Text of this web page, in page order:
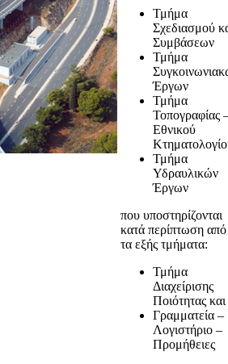
Τμήμα
Σχεδιασμού
Συμβάσεων
Τμήμα
Έργων
Τμήμα
Τοπογραφίας
Εθνικού
Τμήμα
Υδραυλικών
Έργων
που υποστηρίζονται
κατά περίπτωση από
τα εξής τμήματα:
Τμήμα
Διαχείρισης
Ποιότητας και
Γραμματεία –
Λογιστήριο –
Προμήθειες